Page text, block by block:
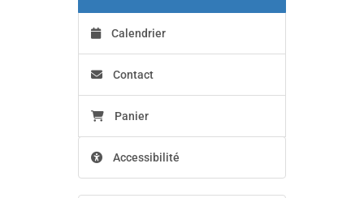
Calendrier
Contact
Panier
Accessibilité